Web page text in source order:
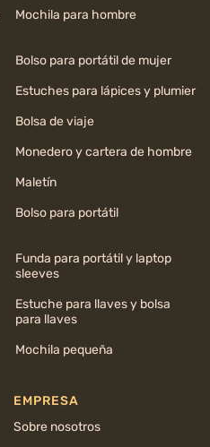
Mochila para hombre
Bolso para portátil de mujer
Estuches para lápices y plumier
Bolsa de viaje
Monedero y cartera de hombre
Maletín
Bolso para portátil
Funda para portátil y laptop
sleeves
Estuche para llaves y bolsa
para llaves
Mochila pequeña
EMPRESA
Sobre nosotros